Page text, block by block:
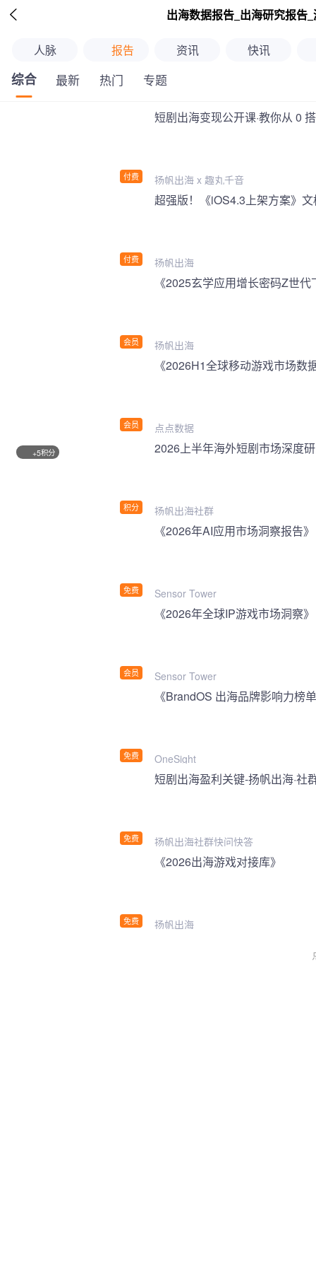
 出海数据报告_出海研究报告
人脉 报告 资讯 快讯
综合 最新 热门 专题
付费
短剧出海变现公开课·教你从 0
扬帆出海 x 趣丸千音
付费 扬帆出海
会员
《2025玄学应用增长密码Z世
扬帆出海
会员
《2026H1全球移动游戏市场数
点点数据
+5积分
积分
2026上半年海外短剧市场深度
扬帆出海社群
免费
《2026年AI应用市场洞察报告》
Sensor Tower
会员
《2026年全球IP游戏市场洞察》
Sensor Tower
免费
《BrandOS 出海品牌影响力榜
OneSight
免费
短剧出海盈利关键-扬帆出海·社
扬帆出海社群快问快答
免费
《2026出海游戏对接库》
扬帆出海